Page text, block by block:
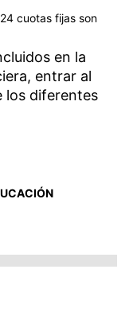
cuotas fijas son
en la
entrar al
los diferentes